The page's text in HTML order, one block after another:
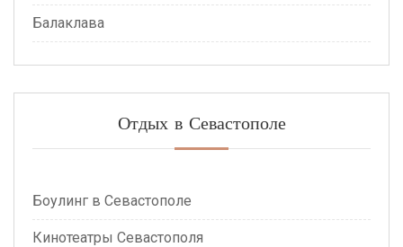
Балаклава
Отдых в Севастополе
Боулинг в Севастополе
Кинотеатры Севастополя